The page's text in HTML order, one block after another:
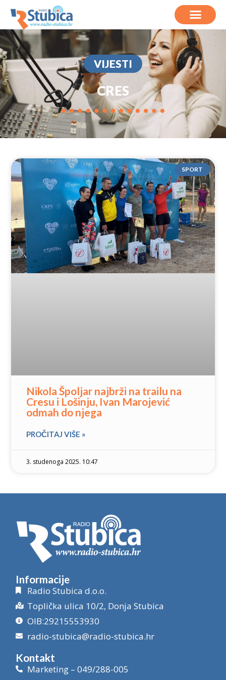
VIJESTI
CRES
SPORT
Nikola Špoljar najbrži na trailu na
Cresu i Lošinju, Ivan Marojević
odmah do njega
PROČITAJ VIŠE »
3. studenoga 2025. 10:47
Informacije
Radio Stubica d.o.o.
Toplička ulica 10/2, Donja Stubica
OIB:29215553930
radio-stubica@radio-stubica.hr
Kontakt
Marketing – 049/288-005